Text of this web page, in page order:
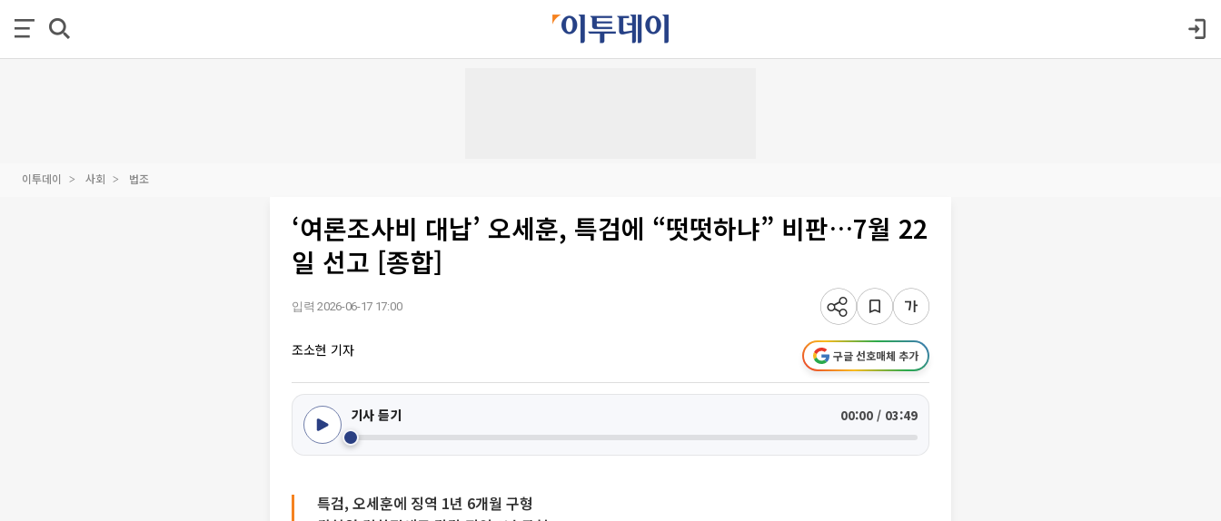
이투데이 사회 법조
‘여론조사비 대납’ 오세훈, 특검에 “떳떳하냐” 비판…7월 22
일 선고 [종합]
입력 2026-06-17 17:00
조소현 기자 구글 선호매체 추가
기사 듣기 00:00 / 03:49
특검, 오세훈에 징역 1년 6개월 구형